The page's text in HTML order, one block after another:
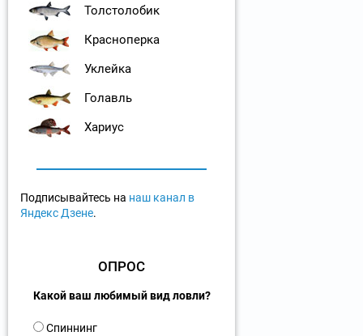
Толстолобик
Красноперка
Уклейка
Голавль
Хариус
Подписывайтесь на наш канал в
Яндекс Дзене.
ОПРОС
Какой ваш любимый вид ловли?
В Спиннинг